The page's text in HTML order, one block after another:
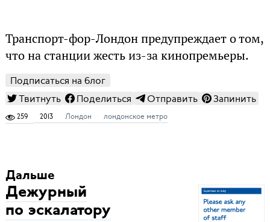
Транспорт-фор-Лондон предупреждает о том,
что на станции жесть из-за кинопремьеры.
Подписаться на блог
Твитнуть
Поделиться Отправить Запинить
259 2013 Лондон лондонское метро
Дальше
Дежурный
по эскалатору